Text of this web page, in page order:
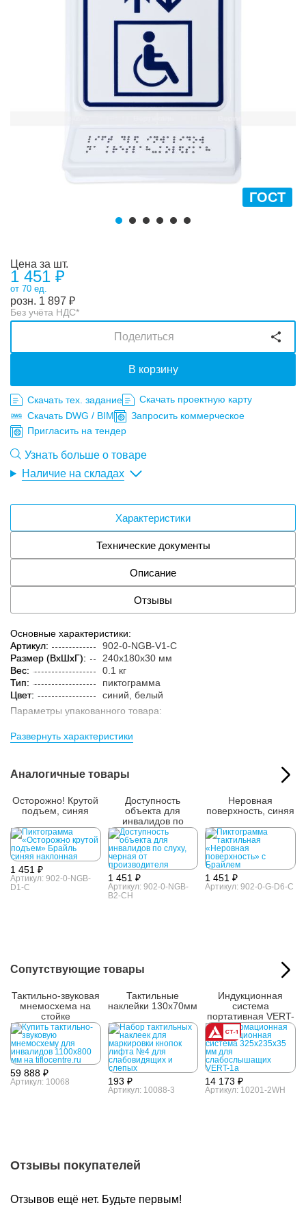
ГОСТ
Цена за шт.
1 451 ₽
от 70 ед.
розн. 1 897 ₽
Без учёта НДС*
В корзину
Поделиться
Скачать тех. задание
Скачать проектную карту
Скачать DWG / BIM
Запросить коммерческое
Пригласить на тендер
Узнать больше о товаре
Наличие на складах
Характеристики
Технические документы
Описание
Отзывы
Основные характеристики:
Артикул:
902-0-NGB-V1-C
Размер (ВxШxГ):
240x180x30 мм
Вес:
0.1 кг
Тип:
пиктограмма
Цвет:
синий, белый
Параметры упакованного товара:
Вес:
0.15 кг
Развернуть характеристики
Аналогичные товары
Осторожно! Крутой
подъем, синяя
1 451 ₽
Артикул: 902-0-NGB-
D1-C
Доступность
объекта для
инвалидов по
слуху, черная
1 451 ₽
Артикул: 902-0-NGB-
B2-CH
Неровная
поверхность, синяя
1 451 ₽
Артикул: 902-0-G-D6-C
Сопутствующие товары
Тактильно-звуковая
мнемосхема на
стойке
59 888 ₽
Артикул: 10068
Тактильные
наклейки 130x70мм
193 ₽
Артикул: 10088-3
Индукционная
система
портативная VERT-
1a
14 173 ₽
Артикул: 10201-2WH
Отзывы покупателей
Отзывов ещё нет. Будьте первым!